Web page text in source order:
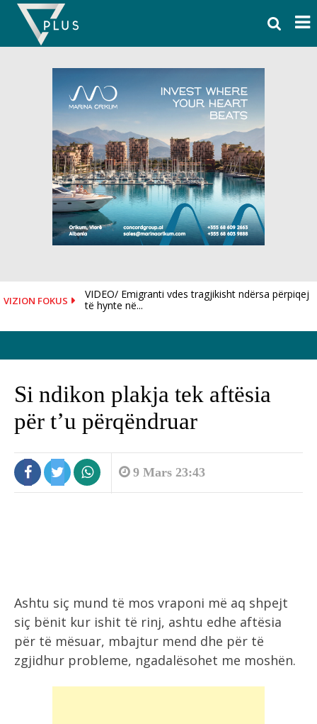
Skip
content
VIZION FOKUS
VIDEO/ Emigranti vdes tragjikisht ndërsa përpiqej
të hynte në...
Si ndikon plakja tek aftësia
për t’u përqëndruar
9 Mars 23:43
Ashtu siç mund të mos vraponi më aq shpejt
siç bënit kur ishit të rinj, ashtu edhe aftësia
për të mësuar, mbajtur mend dhe për të
zgjidhur probleme, ngadalësohet me moshën.